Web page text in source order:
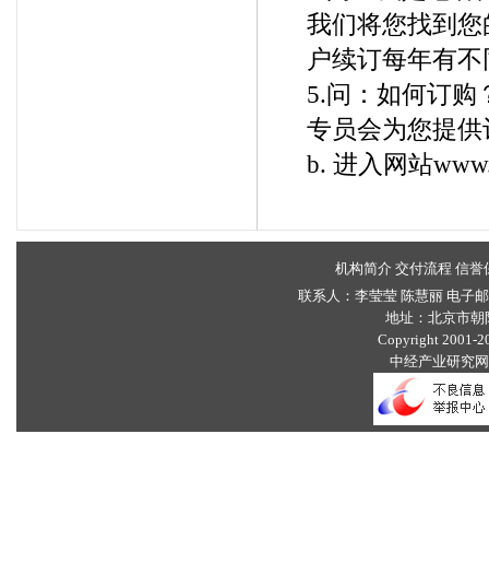
我们将您找到
户续订每年有
5.问：如何订购
专员会为您提
b. 进入网站
机构简介 交付流程 信誉
联系人：李莹莹 陈慧丽 电子
地址：北京市
Copyright 2001-
中经产业研究